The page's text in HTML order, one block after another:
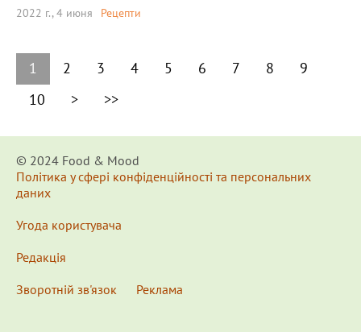
2022 г., 4 июня Рецепти
1 2 3 4 5 6 7 8
9
10
> >>
© 2024 Food & Мood
Політика у сфері конфіденційності та персональних
даних
Угода користувача
Редакція
Зворотній зв'язок
Реклама